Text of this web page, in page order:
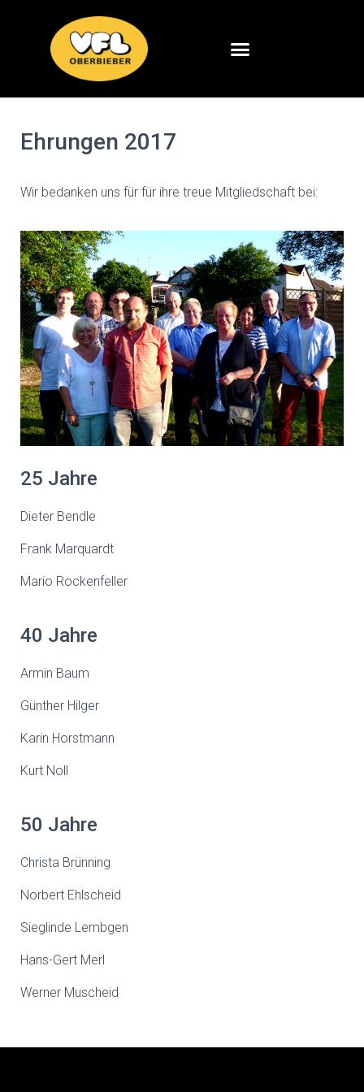
Ehrungen 2017
Wir bedanken uns für für ihre treue Mitgliedschaft bei:
25 Jahre
Dieter Bendle
Frank Marquardt
Mario Rockenfeller
40 Jahre
Armin Baum
Günther Hilger
Karin Horstmann
Kurt Noll
50 Jahre
Christa Brünning
Norbert Ehlscheid
Sieglinde Lembgen
Hans-Gert Merl
Werner Muscheid